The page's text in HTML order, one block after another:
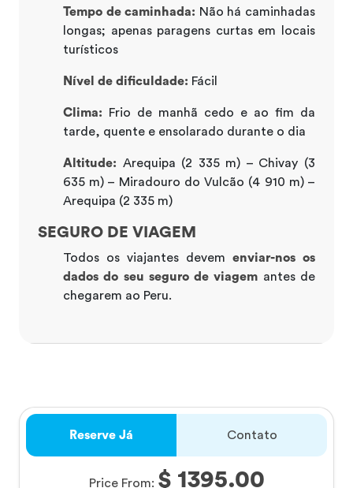
Tempo de caminhada: Não há caminhadas
longas; apenas paragens curtas em locais
turísticos
Nível de dificuldade: Fácil
Clima: Frio de manhã cedo e ao fim da
tarde, quente e ensolarado durante o dia
Altitude: Arequipa (2 335 m) – Chivay (3
635 m) – Miradouro do Vulcão (4 910 m) –
Arequipa (2 335 m)
SEGURO DE VIAGEM
Todos os viajantes devem enviar-nos os
dados do seu seguro de viagem antes de
chegarem ao Peru.
Reserve Já Contato
Price From: $ 1395.00